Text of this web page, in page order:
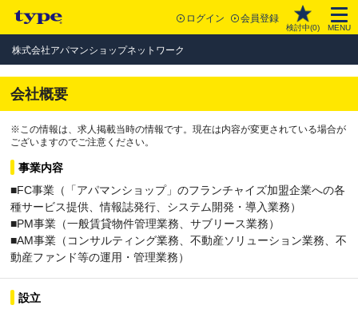
ログイン 会員登録
検討中(0) MENU
株式会社アパマンショップネットワーク
会社概要
※この情報は、求人掲載当時の情報です。現在は内容が変更されている場合が
ございますのでご注意ください。
事業内容
■FC事業（「アパマンショップ」のフランチャイズ加盟企業への各
種サービス提供、情報誌発行、システム開発・導入業務）
■PM事業（一般賃貸物件管理業務、サブリース業務）
■AM事業（コンサルティング業務、不動産ソリューション業務、不
動産ファンド等の運用・管理業務）
設立